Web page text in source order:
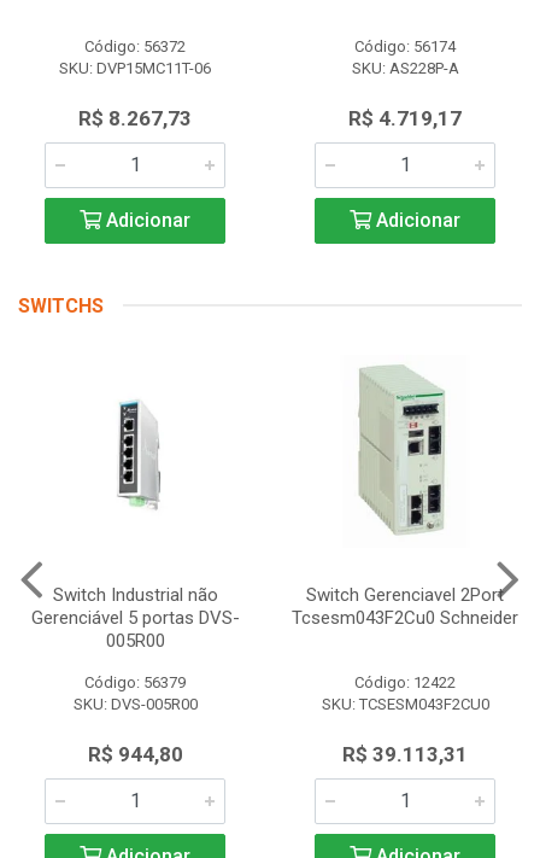
Código: 56372
SKU: DVP15MC11T-06
R$ 8.267,73
Adicionar
Código: 56174
SKU: AS228P-A
R$ 4.719,17
Adicionar
SWITCHS
Switch Industrial não
Gerenciável 5 portas DVS-
005R00
Código: 56379
SKU: DVS-005R00
R$ 944,80
Switch Gerenciavel 2Port
Tcsesm043F2Cu0 Schneider
Código: 12422
SKU: TCSESM043F2CU0
R$ 39.113,31